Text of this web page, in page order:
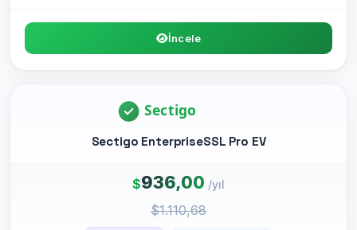
İncele
Sectigo EnterpriseSSL Pro EV
$936,00 /yıl
$1.110,68